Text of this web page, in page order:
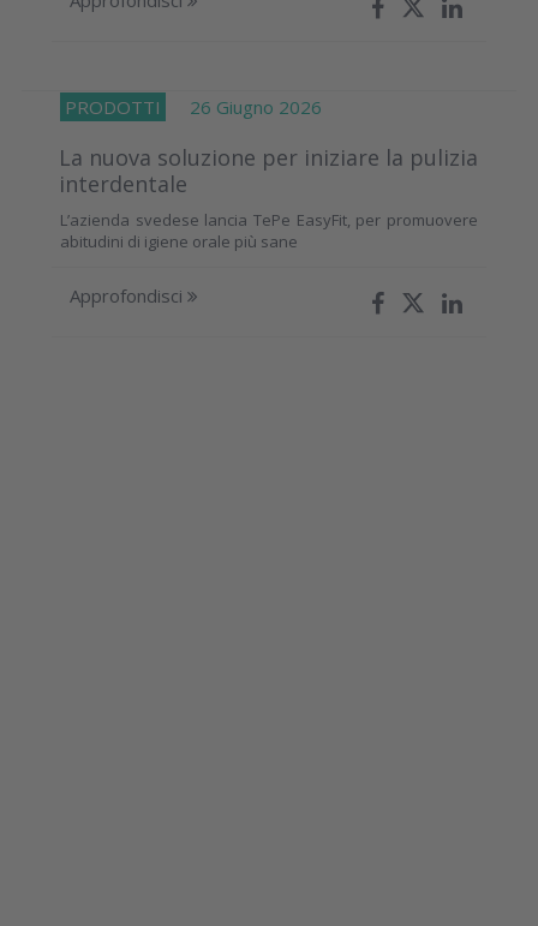
PRODOTTI 26 Giugno 2026
La nuova soluzione per iniziare la pulizia
interdentale
L’azienda svedese lancia TePe EasyFit, per promuovere
abitudini di igiene orale più sane
Approfondisci